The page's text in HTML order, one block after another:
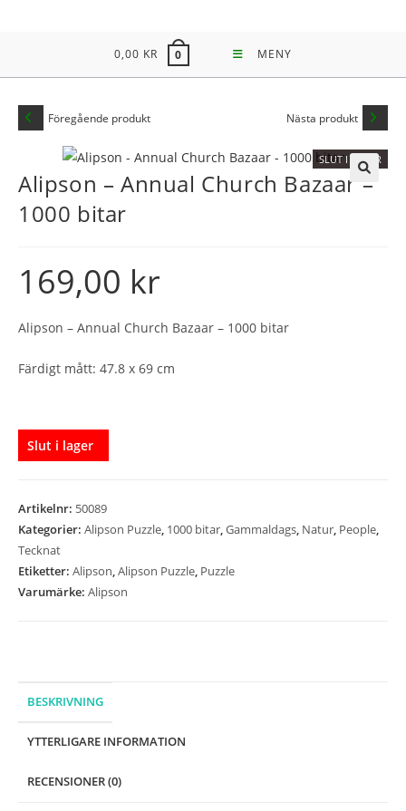
0,00 KR 0 MENY
Föregående produkt Nästa produkt
🔍
SLUT I LAGER
Alipson – Annual Church Bazaar –
1000 bitar
169,00 kr
Alipson – Annual Church Bazaar – 1000 bitar
Färdigt mått: 47.8 x 69 cm
Slut i lager
Artikelnr: 50089
Kategorier: Alipson Puzzle, 1000 bitar,Gammaldags, Natur, People,
Tecknat
Etiketter: Alipson,Alipson Puzzle, Puzzle
Varumärke: Alipson
BESKRIVNING
YTTERLIGARE INFORMATION
RECENSIONER (0)